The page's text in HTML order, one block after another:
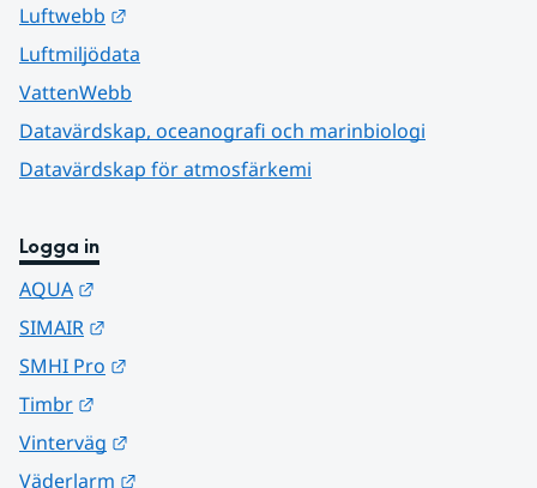
Luftwebb
Luftmiljödata
VattenWebb
Datavärdskap, oceanografi och marinbiologi
Datavärdskap för atmosfärkemi
Logga in
AQUA
SIMAIR
SMHI Pro
Timbr
Vinterväg
Väderlarm